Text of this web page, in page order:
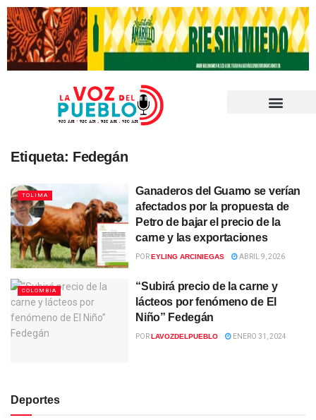
Etiqueta: Fedegán
TOLIMA
Ganaderos del Guamo se verían
afectados por la propuesta de
Petro de bajar el precio de la
carne y las exportaciones
POREYLING ARCINIEGAS ABRIL 9, 2026
COLOMBIA
“Subirá precio de la carne y
lácteos por fenómeno de El
Niño” Fedegán
PORLAVOZDELPUEBLO ENERO 31, 2024
Deportes